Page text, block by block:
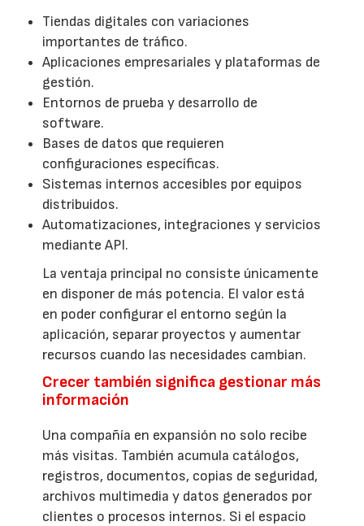
Tiendas digitales con variaciones
importantes de tráfico.
Aplicaciones empresariales y plataformas de
gestión.
Entornos de prueba y desarrollo de
software.
Bases de datos que requieren
configuraciones específicas.
Sistemas internos accesibles por equipos
distribuidos.
Automatizaciones, integraciones y servicios
mediante API.
La ventaja principal no consiste únicamente
en disponer de más potencia. El valor está
en poder configurar el entorno según la
aplicación, separar proyectos y aumentar
recursos cuando las necesidades cambian.
Crecer también significa gestionar más
información
Una compañía en expansión no solo recibe
más visitas. También acumula catálogos,
registros, documentos, copias de seguridad,
archivos multimedia y datos generados por
clientes o procesos internos. Si el espacio